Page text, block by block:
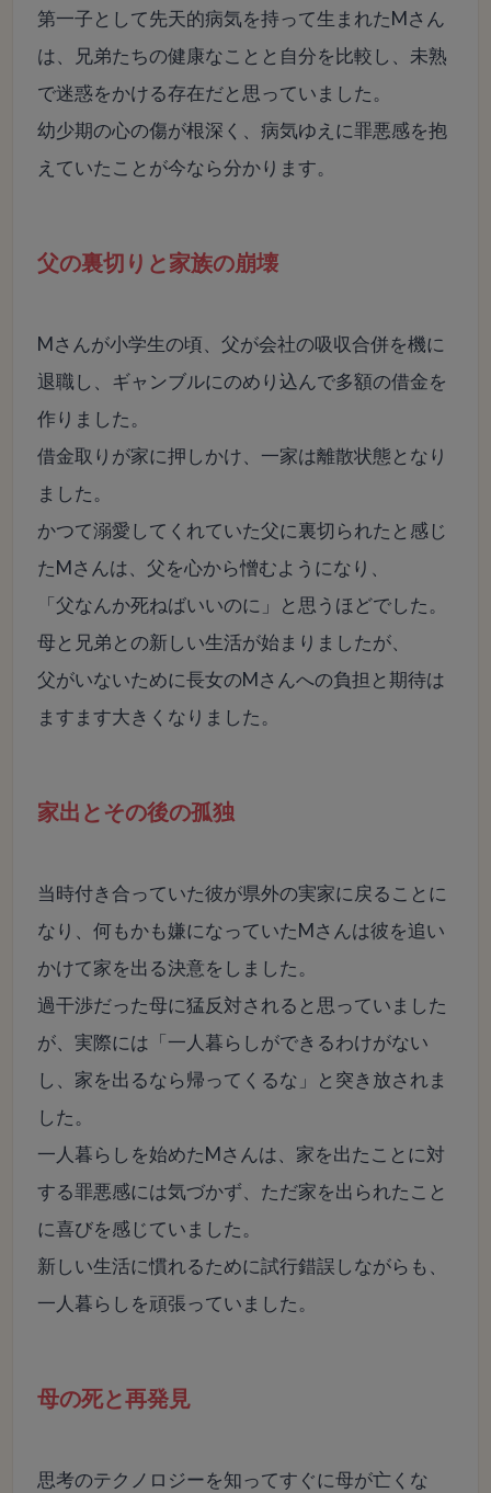
第一子として先天的病気を持って生まれたMさん
は、兄弟たちの健康なことと自分を比較し、未熟
で迷惑をかける存在だと思っていました。
幼少期の心の傷が根深く、病気ゆえに罪悪感を抱
えていたことが今なら分かります。
父の裏切りと家族の崩壊
Mさんが小学生の頃、父が会社の吸収合併を機に
退職し、ギャンブルにのめり込んで多額の借金を
作りました。
借金取りが家に押しかけ、一家は離散状態となり
ました。
かつて溺愛してくれていた父に裏切られたと感じ
たMさんは、父を心から憎むようになり、
「父なんか死ねばいいのに」と思うほどでした。
母と兄弟との新しい生活が始まりましたが、
父がいないために長女のMさんへの負担と期待は
ますます大きくなりました。
家出とその後の孤独
当時付き合っていた彼が県外の実家に戻ることに
なり、何もかも嫌になっていたMさんは彼を追い
かけて家を出る決意をしました。
過干渉だった母に猛反対されると思っていました
が、実際には「一人暮らしができるわけがない
し、家を出るなら帰ってくるな」と突き放されま
した。
一人暮らしを始めたMさんは、家を出たことに対
する罪悪感には気づかず、ただ家を出られたこと
に喜びを感じていました。
新しい生活に慣れるために試行錯誤しながらも、
一人暮らしを頑張っていました。
母の死と再発見
思考のテクノロジーを知ってすぐに母が亡くな